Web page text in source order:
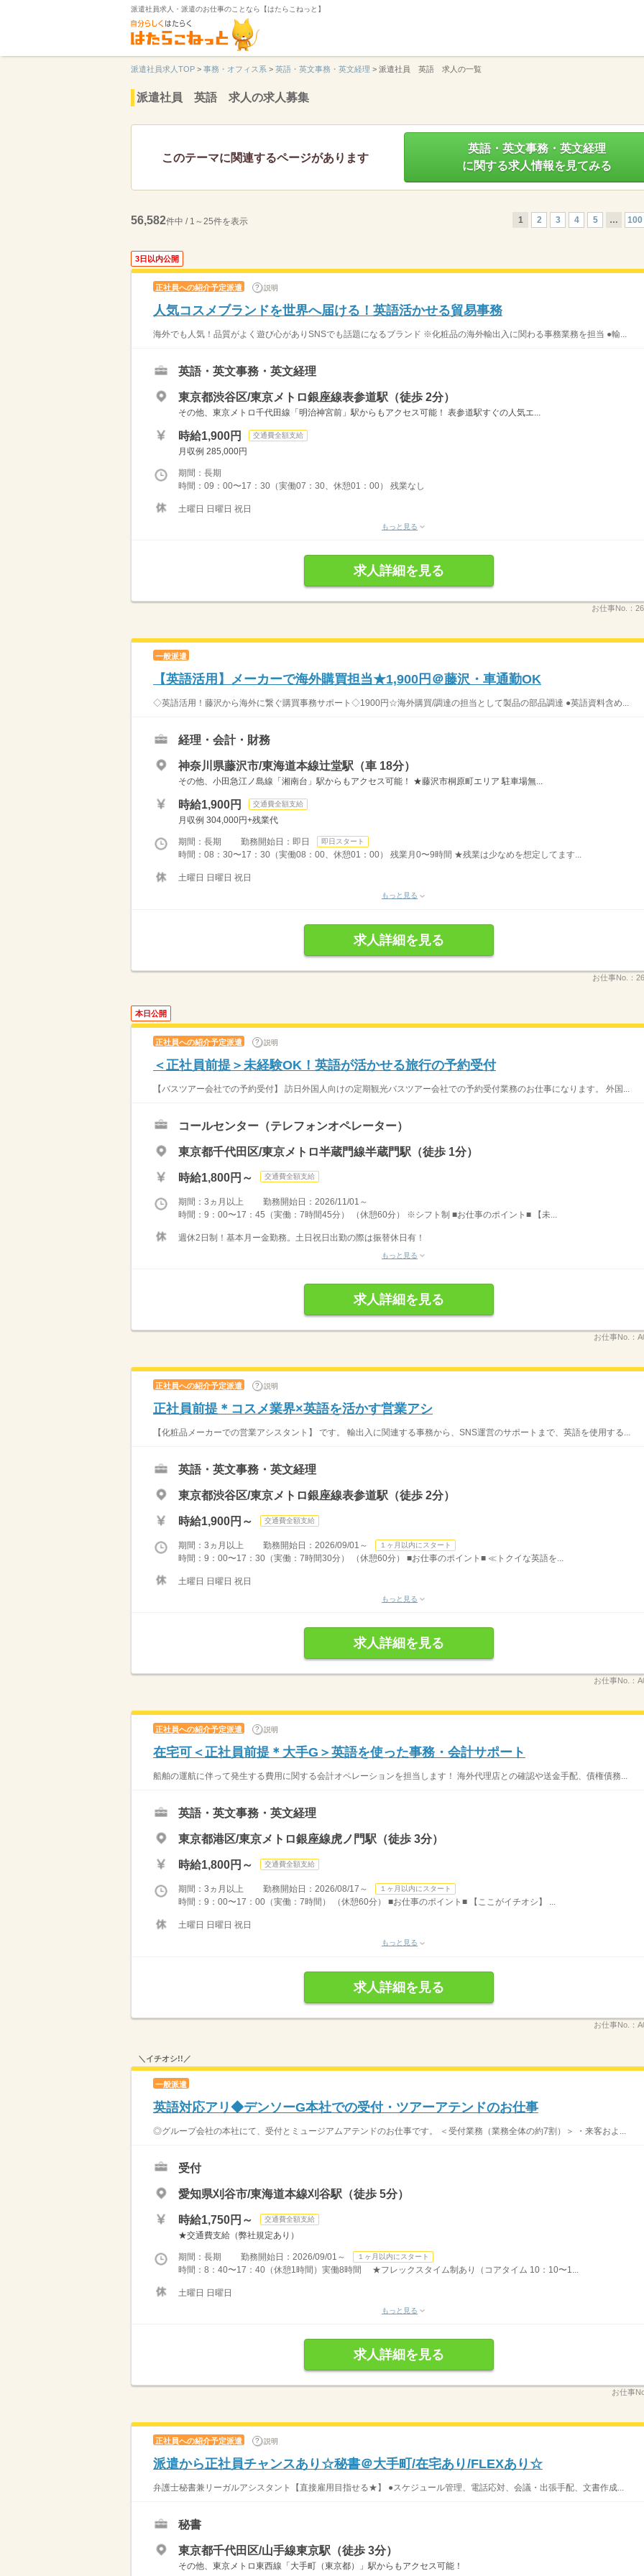
派遣社員求人・派遣のお仕事のことなら【はたらこねっと】
派遣社員求人TOP > 事務・オフィス系 > 英語・英文事務・英文経理 > 派遣社員 英語 求人の一覧
派遣社員 英語 求人の求人募集
このテーマに関連するページがあります
英語・英文事務・英文経理
に関する求人情報を見てみる
56,582件中 / 1～25件を表示 1 2 3 4 5 … 100
3日以内公開
正社員への紹介予定派遣 説明
人気コスメブランドを世界へ届ける！英語活かせる貿易事務
海外でも人気！品質がよく遊び心がありSNSでも話題になるブランド ※化粧品の海外輸出入に関わる事務業務を担当 ●輸...
英語・英文事務・英文経理
東京都渋谷区/東京メトロ銀座線表参道駅（徒歩 2分）
その他、東京メトロ千代田線「明治神宮前」駅からもアクセス可能！ 表参道駅すぐの人気エ...
時給1,900円 交通費全額支給
月収例 285,000円
期間：長期
時間：09：00〜17：30（実働07：30、休憩01：00） 残業なし
土曜日 日曜日 祝日
もっと見る
求人詳細を見る
お仕事No.：
一般派遣
【英語活用】メーカーで海外購買担当★1,900円＠藤沢・車通勤OK
◇英語活用！藤沢から海外に繋ぐ購買事務サポート◇1900円☆海外購買/調達の担当として製品の部品調達 ●英語資料含め...
経理・会計・財務
神奈川県藤沢市/東海道本線辻堂駅（車 18分）
その他、小田急江ノ島線「湘南台」駅からもアクセス可能！ ★藤沢市桐原町エリア 駐車場無...
時給1,900円 交通費全額支給
月収例 304,000円+残業代
期間：長期 勤務開始日：即日 即日スタート
時間：08：30〜17：30（実働08：00、休憩01：00） 残業月0〜9時間 ★残業は少なめを想定してます...
土曜日 日曜日 祝日
もっと見る
求人詳細を見る
お仕事No.：
本日公開
正社員への紹介予定派遣 説明
＜正社員前提＞未経験OK！英語が活かせる旅行の予約受付
【バスツアー会社での予約受付】 訪日外国人向けの定期観光バスツアー会社での予約受付業務のお仕事になります。 外国...
コールセンター（テレフォンオペレーター）
東京都千代田区/東京メトロ半蔵門線半蔵門駅（徒歩 1分）
時給1,800円～ 交通費全額支給
期間：3ヵ月以上 勤務開始日：2026/11/01～
時間：9：00〜17：45（実働：7時間45分） （休憩60分） ※シフト制 ■お仕事のポイント■ 【未...
週休2日制！基本月ー金勤務。土日祝日出勤の際は振替休日有！
もっと見る
求人詳細を見る
お仕事No.：
正社員への紹介予定派遣 説明
正社員前提＊コスメ業界×英語を活かす営業アシ
【化粧品メーカーでの営業アシスタント】 です。 輸出入に関連する事務から、SNS運営のサポートまで、英語を使用する...
英語・英文事務・英文経理
東京都渋谷区/東京メトロ銀座線表参道駅（徒歩 2分）
時給1,900円～ 交通費全額支給
期間：3ヵ月以上 勤務開始日：2026/09/01～ １ヶ月以内にスタート
時間：9：00〜17：30（実働：7時間30分） （休憩60分） ■お仕事のポイント■ ≪トクイな英語を...
土曜日 日曜日 祝日
もっと見る
求人詳細を見る
お仕事No.：
正社員への紹介予定派遣 説明
在宅可＜正社員前提＊大手G＞英語を使った事務・会計サポート
船舶の運航に伴って発生する費用に関する会計オペレーションを担当します！ 海外代理店との確認や送金手配、債権債務...
英語・英文事務・英文経理
東京都港区/東京メトロ銀座線虎ノ門駅（徒歩 3分）
時給1,800円～ 交通費全額支給
期間：3ヵ月以上 勤務開始日：2026/08/17～ １ヶ月以内にスタート
時間：9：00〜17：00（実働：7時間） （休憩60分） ■お仕事のポイント■ 【ここがイチオシ】 ...
土曜日 日曜日 祝日
もっと見る
求人詳細を見る
お仕事No.：
＼イチオシ!!／
一般派遣
英語対応アリ◆デンソーG本社での受付・ツアーアテンドのお仕事
◎グループ会社の本社にて、受付とミュージアムアテンドのお仕事です。 ＜受付業務（業務全体の約7割）＞ ・来客およ...
受付
愛知県刈谷市/東海道本線刈谷駅（徒歩 5分）
時給1,750円～ 交通費全額支給
★交通費支給（弊社規定あり）
期間：長期 勤務開始日：2026/09/01～ １ヶ月以内にスタート
時間：8：40〜17：40（休憩1時間）実働8時間 ★フレックスタイム制あり（コアタイム 10：10〜1...
土曜日 日曜日
もっと見る
求人詳細を見る
お仕事
正社員への紹介予定派遣 説明
派遣から正社員チャンスあり☆秘書＠大手町/在宅あり/FLEXあり☆
弁護士秘書兼リーガルアシスタント【直接雇用目指せる★】 ●スケジュール管理、電話応対、会議・出張手配、文書作成...
秘書
東京都千代田区/山手線東京駅（徒歩 3分）
その他、東京メトロ東西線「大手町（東京都）」駅からもアクセス可能！